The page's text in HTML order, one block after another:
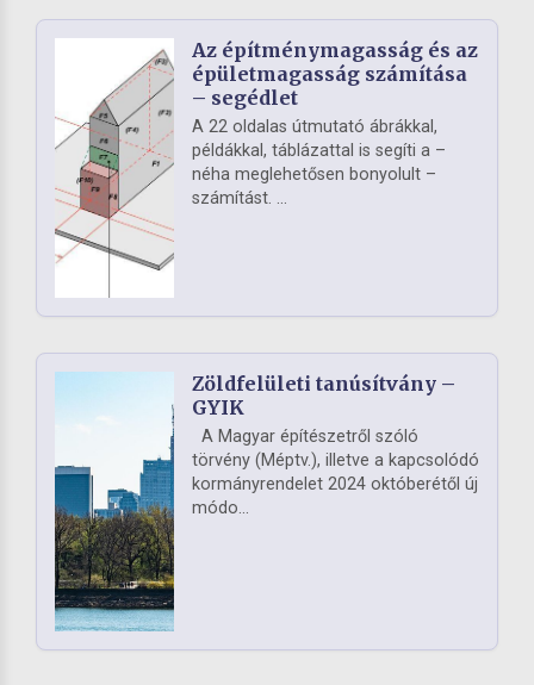
Az építménymagasság és az
épületmagasság számítása
– segédlet
A 22 oldalas útmutató ábrákkal,
példákkal, táblázattal is segíti a –
néha meglehetősen bonyolult –
számítást. ...
Zöldfelületi tanúsítvány –
GYIK
A Magyar építészetről szóló
törvény (Méptv.), illetve a kapcsolódó
kormányrendelet 2024 októberétől új
módo...